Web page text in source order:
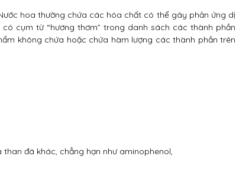
hoa thường chứa các hóa chất có thể gây phản ứng dị
cụm từ “hương thơm” trong danh sách các thành phần
không chứa hoặc chứa hàm lượng các thành phần trên
đá khác, chẳng hạn như aminophenol,